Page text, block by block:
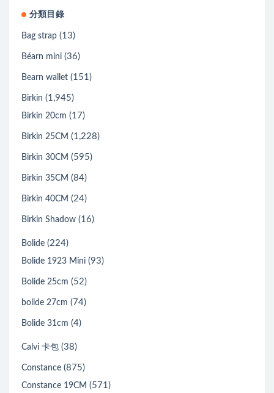
分類目錄
Bag strap (13)
Béarn mini (36)
Bearn wallet (151)
Birkin (1,945)
Birkin 20cm (17)
Birkin 25CM (1,228)
Birkin 30CM (595)
Birkin 35CM (84)
Birkin 40CM (24)
Birkin Shadow (16)
Bolide (224)
Bolide 1923 Mini (93)
Bolide 25cm (52)
bolide 27cm (74)
Bolide 31cm (4)
Calvi 卡包 (38)
Constance (875)
Constance 19CM (571)